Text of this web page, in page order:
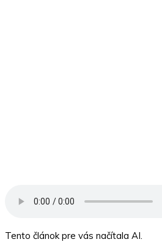
Tento článok pre vás načítala AI.